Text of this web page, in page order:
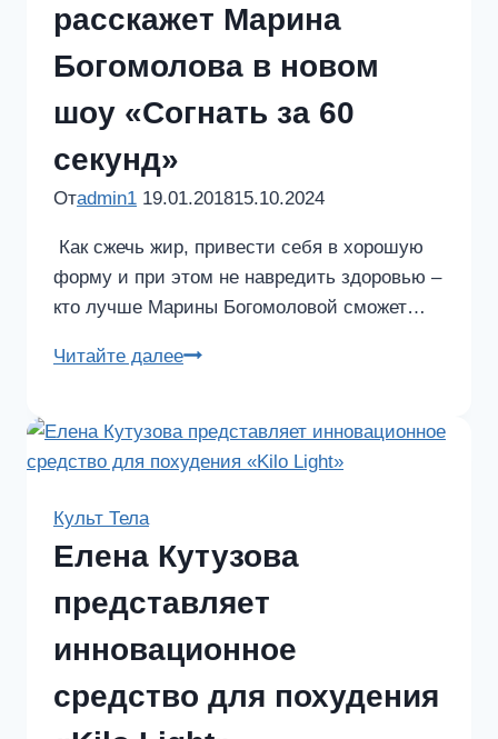
расскажет Марина
Богомолова в новом
шоу «Согнать за 60
секунд»
Отadmin1 19.01.201815.10.2024
Как сжечь жир, привести себя в хорошую
форму и при этом не навредить здоровью –
кто лучше Марины Богомоловой сможет…
Читайте далееКак
и
сформировать
расскажет
Марина
в
новом
шоу
Культ Тела
Елена Кутузова
представляет
инновационное
средство для похудения